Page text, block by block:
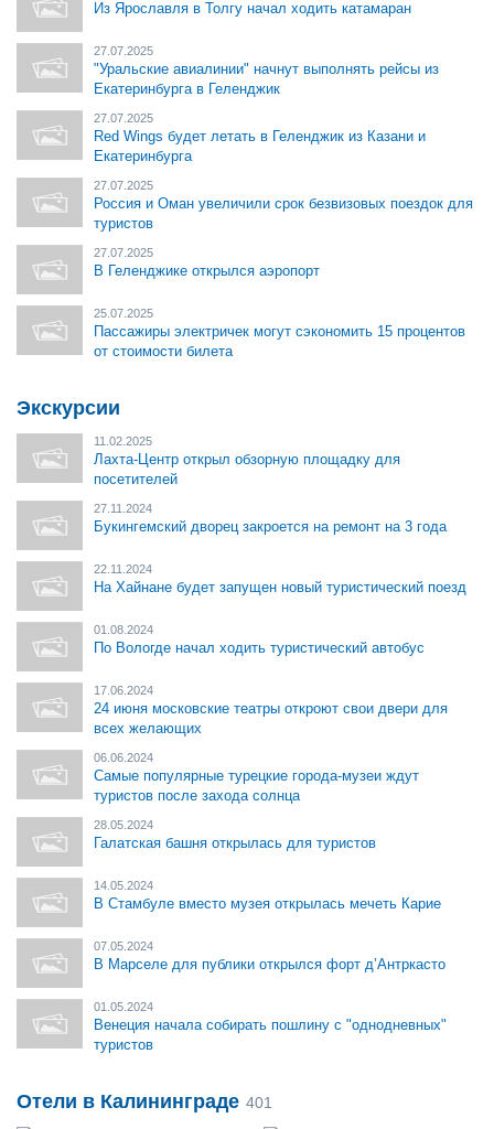
Из Ярославля в Толгу начал ходить катамаран
27.07.2025
"Уральские авиалинии" начнут выполнять рейсы из
Екатеринбурга в Геленджик
27.07.2025
Red Wings будет летать в Геленджик из Казани и
Екатеринбурга
27.07.2025
Россия и Оман увеличили срок безвизовых поездок для
туристов
27.07.2025
В Геленджике открылся аэропорт
25.07.2025
Пассажиры электричек могут сэкономить 15 процентов
от стоимости билета
Экскурсии
11.02.2025
Лахта-Центр открыл обзорную площадку для
посетителей
27.11.2024
Букингемский дворец закроется на ремонт на 3 года
22.11.2024
На Хайнане будет запущен новый туристический поезд
01.08.2024
По Вологде начал ходить туристический автобус
17.06.2024
24 июня московские театры откроют свои двери для
всех желающих
06.06.2024
Самые популярные турецкие города-музеи ждут
туристов после захода солнца
28.05.2024
Галатская башня открылась для туристов
14.05.2024
В Стамбуле вместо музея открылась мечеть Карие
07.05.2024
В Марселе для публики открылся форт д’Антркасто
01.05.2024
Венеция начала собирать пошлину с "однодневных"
туристов
Отели в Калининграде 401